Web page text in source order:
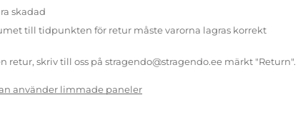
skadad
till tidpunkten för retur måste varorna lagras korrekt
retur, skriv till oss på stragendo@stragendo.ee märkt "Return".
använder limmade paneler